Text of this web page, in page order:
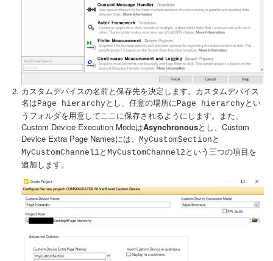
カスタムデバイスの名前と保存先を決定します。カスタムデバイス
名は Page hierarchyとし、任意の場所に Page hierarchyとい
うフォルダを用意してここに保存されるようにします。また、
Custom Device Execution ModeはAsynchronousとし、Custom
Device Extra Page Namesには、
MyCustomSection と
MyCustomChannel1と MyCustomChannel2 という三つの項目を
追加します。